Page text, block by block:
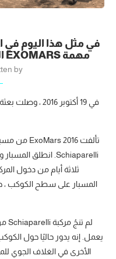
مهمة EXOMARS الأوروبية إلى الكوكب الأحمر
by
ثلاثة أيام من دخول
المسبار على سطح الكوكب ،
يعمل. إنه يدور حاليًا حول
الأخرى في الغلاف الجوي